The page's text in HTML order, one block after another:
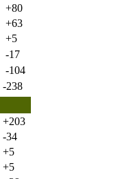
+80
+63
+5
-17
-104
-238
+203
-34
+5
+5